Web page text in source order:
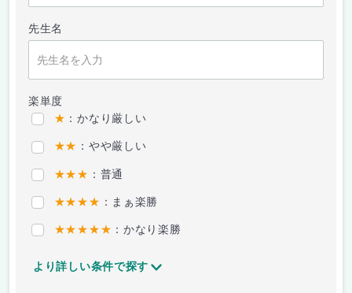
先生名
楽単度
★ ：かなり厳しい
★★ ：やや厳しい
★★★ ：普通
★★★★ ：まぁ楽勝
★★★★★ ：かなり楽勝
より詳しい条件で探す